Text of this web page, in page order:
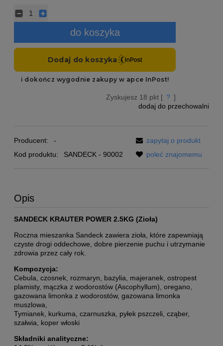
do koszyka
Zyskujesz 18 pkt [ ? ]
dodaj do przechowalni
Producent:
-
Kod produktu:
SANDECK - 90002
zapytaj o produkt
poleć znajomemu
Opis
SANDECK KRAUTER POWER 2.5KG (Zioła)
Roczna mieszanka Sandeck zawiera zioła, które zapewniają
czyste drogi oddechowe, dobre pierzenie puchu i utrzymanie
zdrowia przez cały rok.
Kompozycja:
Cebula, czosnek, rozmaryn, bazylia, majeranek, ostropest
plamisty, mączka z wodorostów (Ascophyllum), oregano,
gazowana limonka z wodorostów, gazowana limonka
muszlowa,
Tymianek, kurkuma, czarnuszka, pyłek pszczeli, cząber,
szałwia, koper włoski
Składniki analityczne: